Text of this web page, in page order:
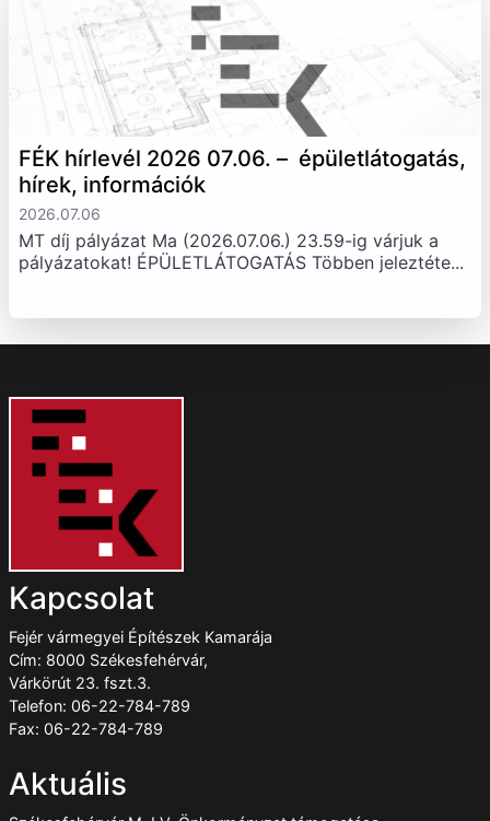
FÉK hírlevél 2026 07.06. – épületlátogatás,
hírek, információk
2026.07.06
MT díj pályázat Ma (2026.07.06.) 23.59-ig várjuk a
pályázatokat! ÉPÜLETLÁTOGATÁS Többen jeleztéte...
Kapcsolat
Fejér vármegyei Építészek Kamarája
Cím: 8000 Székesfehérvár,
Várkörút 23. fszt.3.
Telefon: 06-22-784-789
Fax: 06-22-784-789
Aktuális